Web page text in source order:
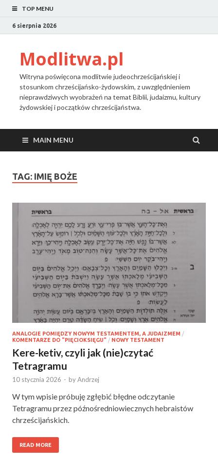
TOP MENU
6 sierpnia 2026
Modlitwa.pl
Witryna poświęcona modlitwie judeochrześcijańskiej i
stosunkom chrześcijańsko-żydowskim, z uwzględnieniem
nieprawdziwych wyobrażeń na temat Biblii, judaizmu, kultury
żydowskiej i początków chrześcijaństwa.
MAIN MENU
TAG: IMIĘ BOŻE
ANALOGIE POMIĘDZY NOWYM TESTAMENTEM, A JUDAIZMEM /
KOMENTARZE DO "PIĘCIOKSIĘGU" / NOWY TESTAMENT
Kere-ketiv, czyli jak (nie)czytać
Tetragramu
10 stycznia 2026 - byAndrzej
W tym wpisie próbuję zgłębić błędne odczytanie
Tetragramu przez późnośredniowiecznych hebraistów
chrześcijańskich.
READ MORE